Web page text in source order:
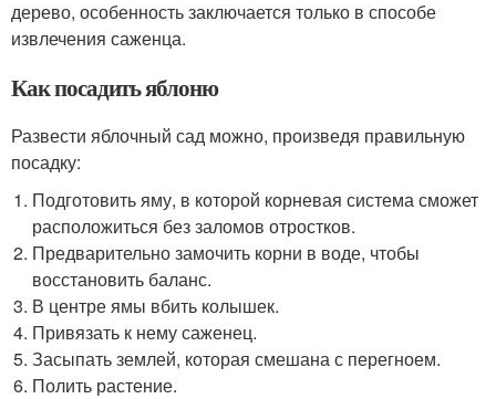
дерево, особенность заключается только в способе
извлечения саженца.
Как посадить яблоню
Развести яблочный сад можно, произведя правильную
посадку:
Подготовить яму, в которой корневая система сможет
расположиться без заломов отростков.
Предварительно замочить корни в воде, чтобы
восстановить баланс.
В центре ямы вбить колышек.
Привязать к нему саженец.
Засыпать землей, которая смешана с перегноем.
Полить растение.